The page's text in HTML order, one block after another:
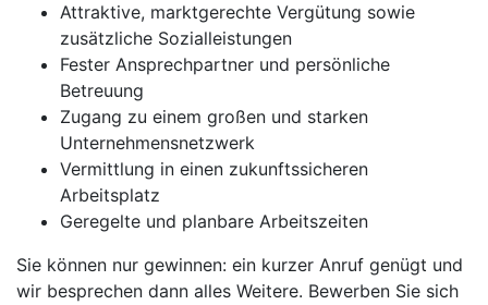
Attraktive, marktgerechte Vergütung sowie
zusätzliche Sozialleistungen
Fester Ansprechpartner und persönliche
Betreuung
Zugang zu einem großen und starken
Unternehmensnetzwerk
Vermittlung in einen zukunftssicheren
Arbeitsplatz
Geregelte und planbare Arbeitszeiten
Sie können nur gewinnen: ein kurzer Anruf genügt und
wir besprechen dann alles Weitere. Bewerben Sie sich